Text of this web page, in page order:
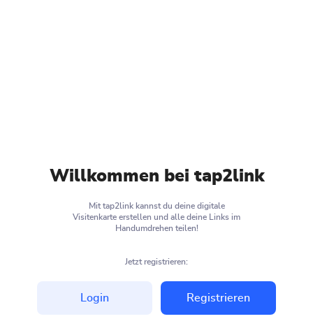
Willkommen bei tap2link
Mit tap2link kannst du deine digitale
Visitenkarte erstellen und alle deine Links im
Handumdrehen teilen!
Jetzt registrieren:
Login Registrieren